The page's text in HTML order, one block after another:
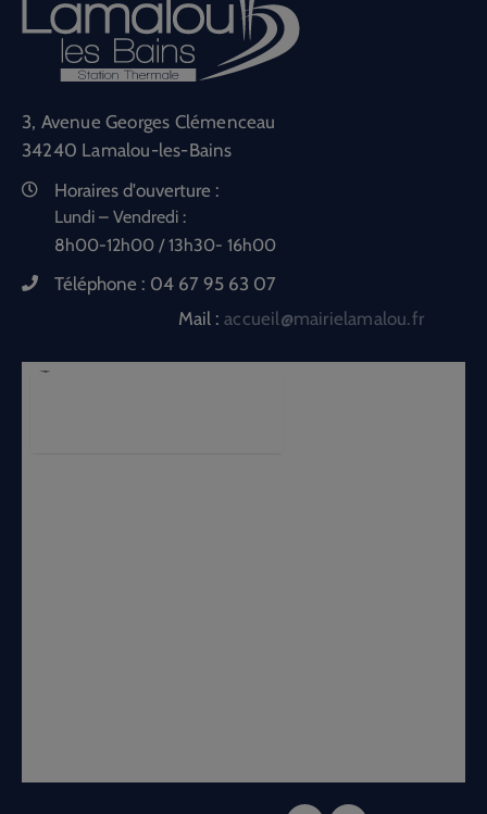
3, Avenue Georges Clémenceau
34240 Lamalou-les-Bains
Horaires d'ouverture :
Lundi – Vendredi :
8h00-12h00 / 13h30- 16h00
Téléphone : 04 67 95 63 07
Mail :accueil@mairielamalou.fr